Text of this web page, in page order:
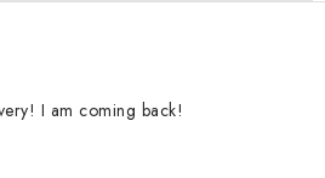
I am coming back!